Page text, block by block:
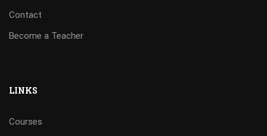
Contact
Become a Teacher
LINKS
Courses